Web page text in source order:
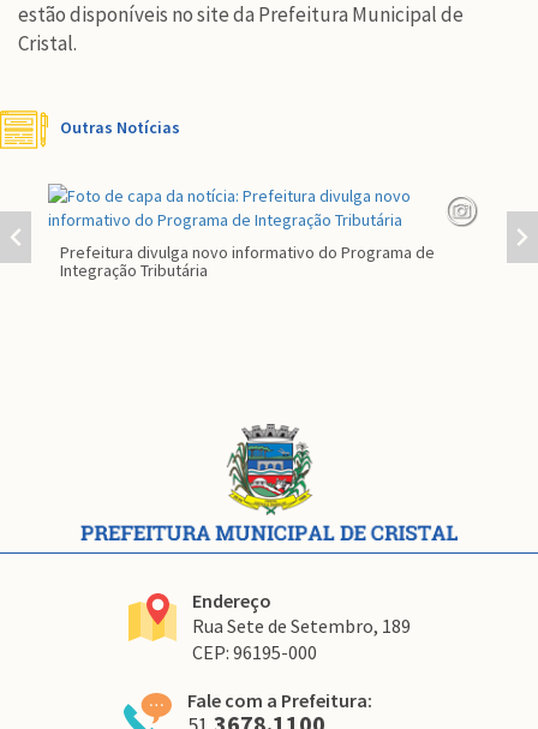
estão disponíveis no site da Prefeitura Municipal de
Cristal.
Outras Notícias
Prefeitura divulga novo informativo do Programa de
Integração Tributária
Conteúdo
Rodapé
Endereço
Rua Sete de Setembro, 189
CEP: 96195-000
Fale com a Prefeitura: